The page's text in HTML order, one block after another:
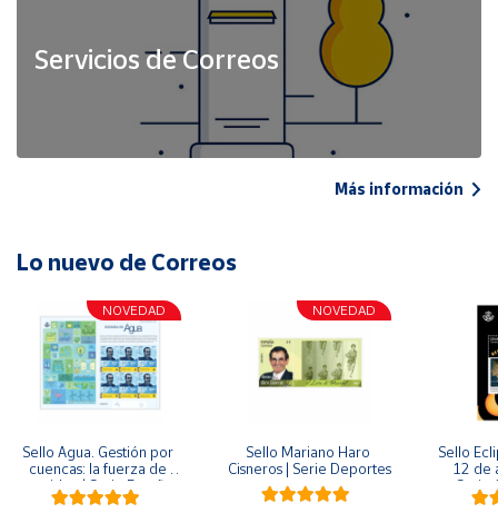
Servicios de Correos
Más información
Lo nuevo de Correos
NOVEDAD
Sello Agua. Gestión por
cuencas: la fuerza de
una idea.| Serie España
ES| Pliego Premium
NOVEDAD
Sello Mariano Haro
Cisneros | Serie Deportes
Sello
12 de
Serie